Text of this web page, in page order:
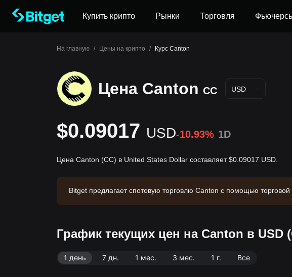
Купить крипто Рынки Торговля
На главную / Цены на крипто / Курс Canton
Цена Canton CC USD
$0.09017 USD-10.93% 1D
Цена Canton (CC) в United States Dollar составляет $0.09017 USD.
Bitget предлагает спотовую торговлю Canton с помощью
График текущих цен на Canton в USD
1 день 7 дн. 1 мес. 3 мес. 1 г. Все